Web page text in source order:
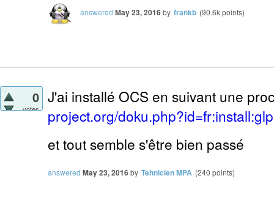
answered May 23, 2016by frankb (90.6kpoints)
0
votes
J'ai installé OCS en suivant une
project.org/
et tout semble s'être bien passé
answered May 23, 2016by Tehnicien MPA (240 points)